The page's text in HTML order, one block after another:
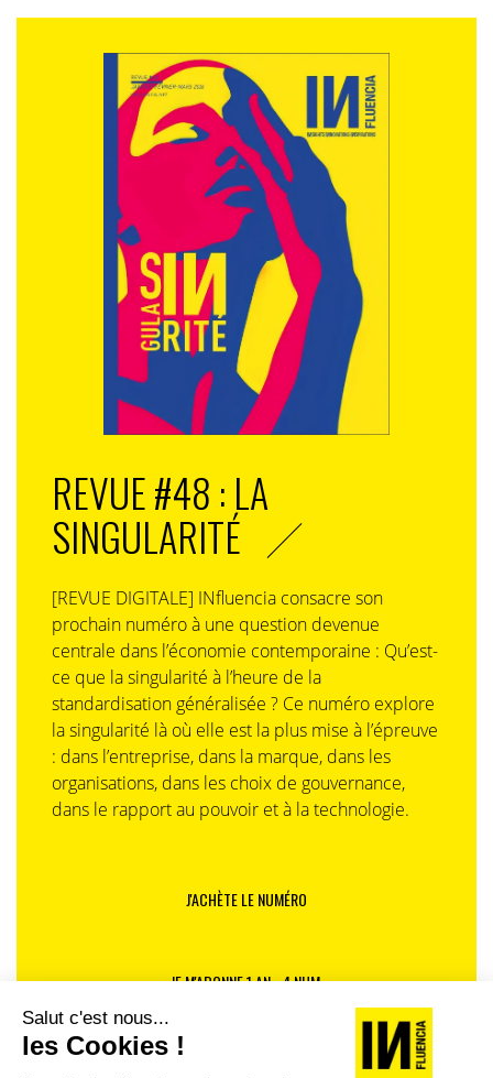
REVUE #48 : LA
SINGULARITÉ
[REVUE DIGITALE] INfluencia consacre son
prochain numéro à une question devenue
centrale dans l’économie contemporaine : Qu’est-
ce que la singularité à l’heure de la
standardisation généralisée ? Ce numéro explore
la singularité là où elle est la plus mise à l’épreuve
: dans l’entreprise, dans la marque, dans les
organisations, dans les choix de gouvernance,
dans le rapport au pouvoir et à la technologie.
J'ACHÈTE LE NUMÉRO
JE M'ABONNE 1 AN - 4 NUM.
JE DÉCOUVRE LES NUMÉROS PRÉCÉDENTS